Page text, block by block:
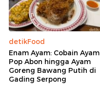
detikFood
Enam Ayam: Cobain Ayam
Pop Abon hingga Ayam
Goreng Bawang Putih di
Gading Serpong